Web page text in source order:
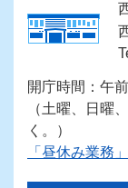
開庁時間：午
（土曜、日曜
く。）
「昼休み業務